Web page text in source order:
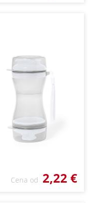
Cena od 2,22 €